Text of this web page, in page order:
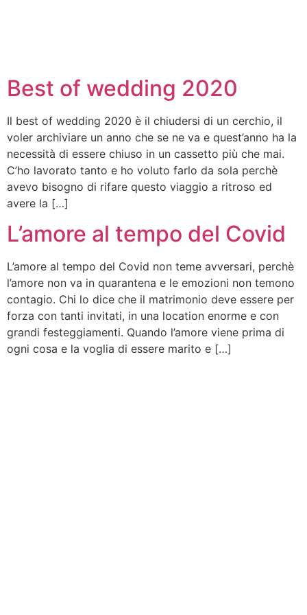
Best of wedding 2020
Il best of wedding 2020 è il chiudersi di un cerchio, il
voler archiviare un anno che se ne va e quest’anno ha la
necessità di essere chiuso in un cassetto più che mai.
C’ho lavorato tanto e ho voluto farlo da sola perchè
avevo bisogno di rifare questo viaggio a ritroso ed
avere la […]
L’amore al tempo del Covid
L’amore al tempo del Covid non teme avversari, perchè
l’amore non va in quarantena e le emozioni non temono
contagio. Chi lo dice che il matrimonio deve essere per
forza con tanti invitati, in una location enorme e con
grandi festeggiamenti. Quando l’amore viene prima di
ogni cosa e la voglia di essere marito e […]